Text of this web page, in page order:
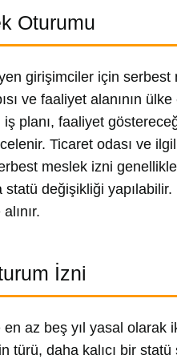
Oturumu
girişimciler için
ve faaliyet alanının
planı, faaliyet
Ticaret odası ve
meslek izni
statü değişikliği
İzni
az beş yıl yasal
türü, daha kalıcı bir